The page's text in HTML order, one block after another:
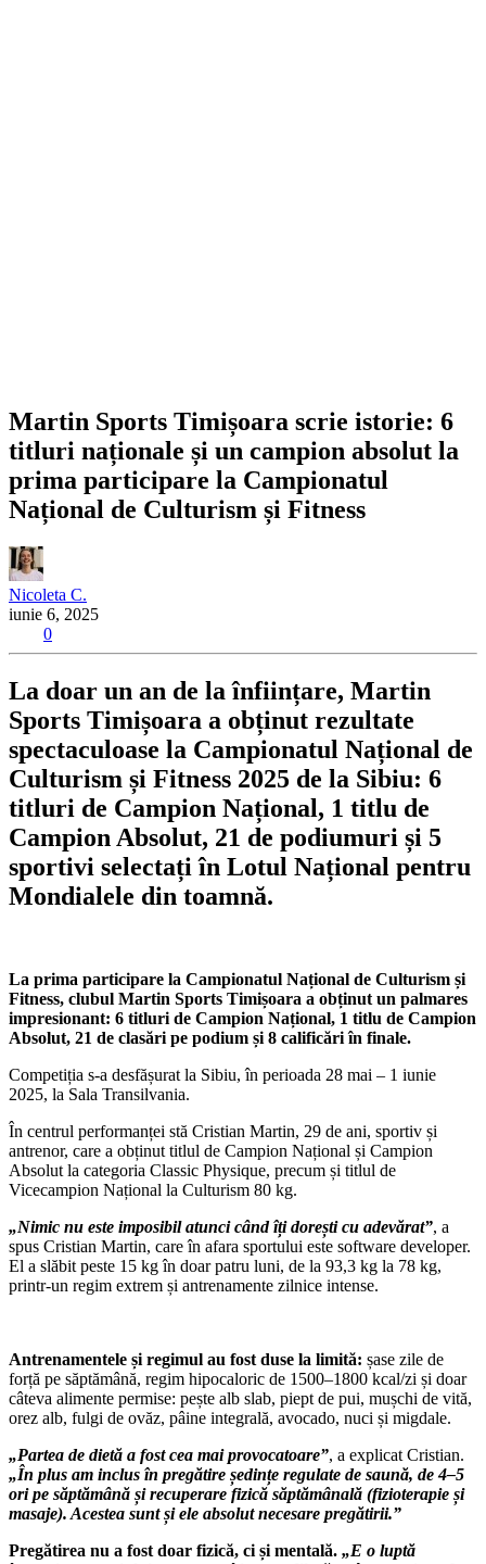
Martin Sports Timișoara scrie istorie: 6
titluri naționale și un campion absolut la
prima participare la Campionatul
Național de Culturism și Fitness
Nicoleta C.
iunie 6, 2025
0
La doar un an de la înființare, Martin
Sports Timișoara a obținut rezultate
spectaculoase la Campionatul Național de
Culturism și Fitness 2025 de la Sibiu: 6
titluri de Campion Național, 1 titlu de
Campion Absolut, 21 de podiumuri și 5
sportivi selectați în Lotul Național pentru
Mondialele din toamnă.
La prima participare la Campionatul Național de Culturism și
Fitness, clubul Martin Sports Timișoara a obținut un palmares
impresionant: 6 titluri de Campion Național, 1 titlu de Campion
Absolut, 21 de clasări pe podium și 8 calificări în finale.
Competiția s-a desfășurat la Sibiu, în perioada 28 mai – 1 iunie
2025, la Sala Transilvania.
În centrul performanței stă Cristian Martin, 29 de ani, sportiv și
antrenor, care a obținut titlul de Campion Național și Campion
Absolut la categoria Classic Physique, precum și titlul de
Vicecampion Național la Culturism 80 kg.
„Nimic nu este imposibil atunci când îți dorești cu adevărat”, a
spus Cristian Martin, care în afara sportului este software developer.
El a slăbit peste 15 kg în doar patru luni, de la 93,3 kg la 78 kg,
printr-un regim extrem și antrenamente zilnice intense.
Antrenamentele și regimul au fost duse la limită: șase zile de
forță pe săptămână, regim hipocaloric de 1500–1800 kcal/zi și doar
câteva alimente permise: pește alb slab, piept de pui, mușchi de vită,
orez alb, fulgi de ovăz, pâine integrală, avocado, nuci și migdale.
„Partea de dietă a fost cea mai provocatoare”, a explicat Cristian.
„În plus am inclus în pregătire ședințe regulate de saună, de 4–5
ori pe săptămână și recuperare fizică săptămânală (fizioterapie și
masaje). Acestea sunt și ele absolut necesare pregătirii.”
Pregătirea nu a fost doar fizică, ci și mentală. „E o luptă